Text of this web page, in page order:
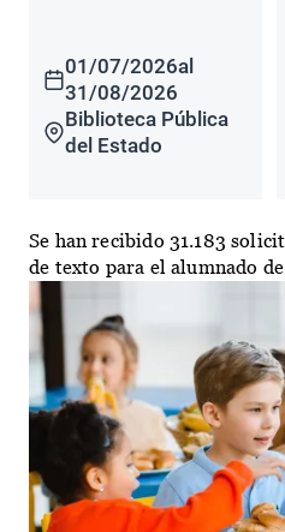
01/07/2026al
31/08/2026
Biblioteca Pública
del Estado
Se han recibido 31.183
de texto para el alumnado